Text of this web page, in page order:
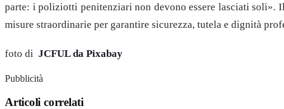
parte: i poliziotti penitenziari non devono essere lasciati soli».
misure straordinarie per garantire sicurezza, tutela e dignità
foto di JCFUL da Pixabay
Pubblicità
Articoli correlati